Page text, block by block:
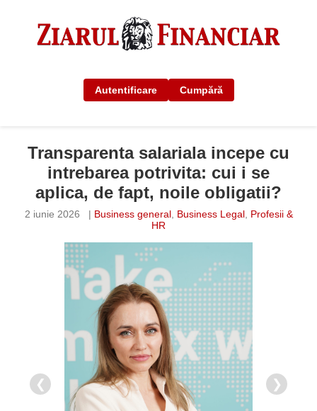
Autentificare Cumpără
Transparenta salariala incepe cu
intrebarea potrivita: cui i se
aplica, de fapt, noile obligatii?
2 iunie 2026 | Business general, Business Legal, Profesii &
HR
❮ ❯